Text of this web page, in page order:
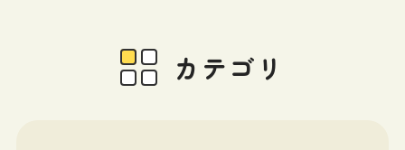
カテゴリ